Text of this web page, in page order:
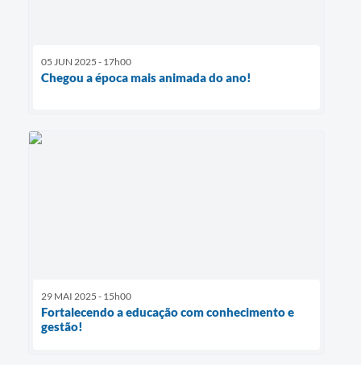
05 JUN 2025 - 17h00
Chegou a época mais animada do ano!
29 MAI 2025 - 15h00
Fortalecendo a educação com conhecimento e
gestão!